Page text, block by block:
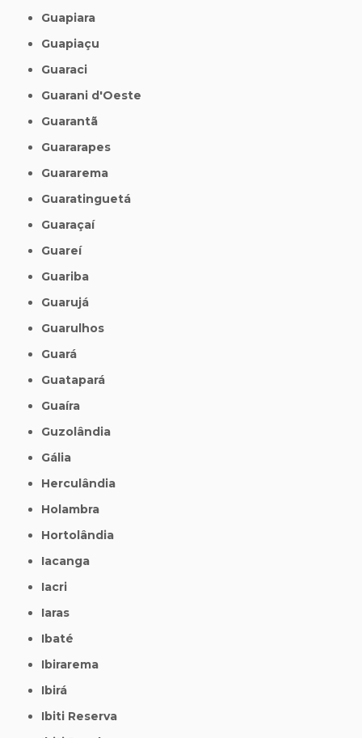
Guapiara
Guapiaçu
Guaraci
Guarani d'Oeste
Guarantã
Guararapes
Guararema
Guaratinguetá
Guaraçaí
Guareí
Guariba
Guarujá
Guarulhos
Guará
Guatapará
Guaíra
Guzolândia
Gália
Herculândia
Holambra
Hortolândia
Iacanga
Iacri
Iaras
Ibaté
Ibirarema
Ibirá
Ibiti Reserva